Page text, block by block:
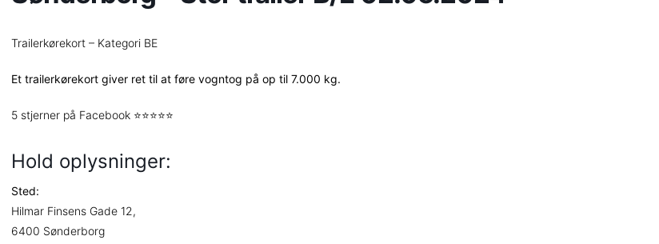
Trailerkørekort – Kategori BE
Et trailerkørekort giver ret til at føre vogntog på op til 7.000 kg.
5 stjerner på Facebook ⭐⭐⭐⭐⭐
Hold oplysninger:
Sted:
Hilmar Finsens Gade 12,
6400 Sønderborg